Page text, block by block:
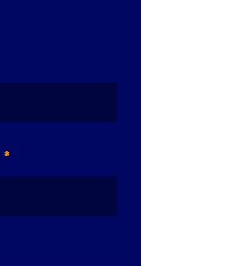
*